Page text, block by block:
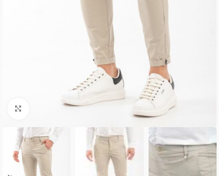
Κλικ για μεγέθυνση